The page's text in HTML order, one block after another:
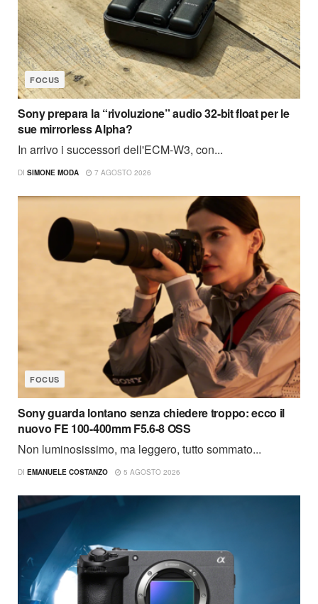
FOCUS
Sony prepara la “rivoluzione” audio 32-bit float per le
sue mirrorless Alpha?
In arrivo i successori dell'ECM-W3, con...
DI SIMONE MODA 7 AGOSTO 2026
FOCUS
Sony guarda lontano senza chiedere troppo: ecco il
nuovo FE 100-400mm F5.6-8 OSS
Non luminosissimo, ma leggero, tutto sommato...
DI EMANUELE COSTANZO 5 AGOSTO 2026